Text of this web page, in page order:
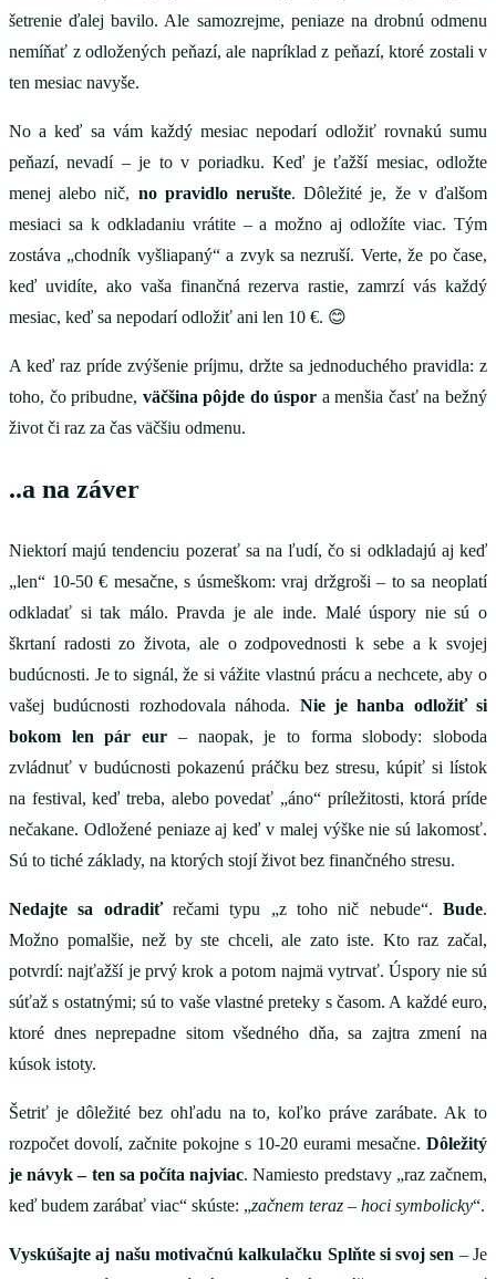
šetrenie ďalej bavilo. Ale samozrejme, peniaze na drobnú odmenu
nemíňať z odložených peňazí, ale napríklad z peňazí, ktoré zostali v
ten mesiac navyše.
No a keď sa vám každý mesiac nepodarí odložiť rovnakú sumu
peňazí, nevadí – je to v poriadku. Keď je ťažší mesiac, odložte
menej alebo nič, no pravidlo nerušte. Dôležité je, že v ďalšom
mesiaci sa k odkladaniu vrátite – a možno aj odložíte viac. Tým
zostáva „chodník vyšliapaný“ a zvyk sa nezruší. Verte, že po čase,
keď uvidíte, ako vaša finančná rezerva rastie, zamrzí vás každý
mesiac, keď sa nepodarí odložiť ani len 10 €. 😊
A keď raz príde zvýšenie príjmu, držte sa jednoduchého pravidla: z
toho, čo pribudne, väčšina pôjde do úspor a menšia časť na bežný
život či raz za čas väčšiu odmenu.
..a na záver
Niektorí majú tendenciu pozerať sa na ľudí, čo si odkladajú aj keď
„len“ 10-50 € mesačne, s úsmeškom: vraj držgroši – to sa neoplatí
odkladať si tak málo. Pravda je ale inde. Malé úspory nie sú o
škrtaní radosti zo života, ale o zodpovednosti k sebe a k svojej
budúcnosti. Je to signál, že si vážite vlastnú prácu a nechcete, aby o
vašej budúcnosti rozhodovala náhoda. Nie je hanba odložiť si
bokom len pár eur – naopak, je to forma slobody: sloboda
zvládnuť v budúcnosti pokazenú práčku bez stresu, kúpiť si lístok
na festival, keď treba, alebo povedať „áno“ príležitosti, ktorá príde
nečakane. Odložené peniaze aj keď v malej výške nie sú lakomosť.
Sú to tiché základy, na ktorých stojí život bez finančného stresu.
Nedajte sa odradiťrečami typu „z toho nič nebude“.Bude.
Možno pomalšie, než by ste chceli, ale zato iste. Kto raz začal,
potvrdí: najťažší je prvý krok a potom najmä vytrvať. Úspory nie sú
súťaž s ostatnými; sú to vaše vlastné preteky s časom. A každé euro,
ktoré dnes neprepadne sitom všedného dňa, sa zajtra zmení na
kúsok istoty.
Šetriť je dôležité bez ohľadu na to, koľko práve zarábate. Ak to
rozpočet dovolí, začnite pokojne s 10-20 eurami mesačne. Dôležitý
je návyk – ten sa počíta najviac. Namiesto predstavy „raz začnem,
keď budem zarábať viac“ skúste: „začnem teraz – hoci symbolicky“.
Vyskúšajte aj našu motivačnú kalkulačku Splňte si svoj sen – Je